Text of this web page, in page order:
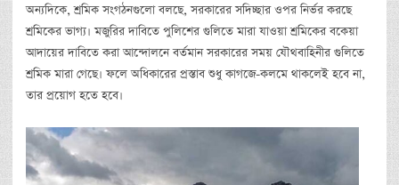
অন্যদিকে, শ্রমিক সংগঠনগুলো বলছে, সরকারের সদিচ্ছার ওপর নির্ভর করছে
শ্রমিকের ভাগ্য। মজুরির দাবিতে পুলিশের গুলিতে মারা যাওয়া শ্রমিকের বকেয়া
আদায়ের দাবিতে করা আন্দোলনে বর্তমান সরকারের সময় যৌথবাহিনীর গুলিতে
শ্রমিক মারা গেছে। ফলে অধিকারের প্রস্তাব শুধু কাগজে-কলমে থাকলেই হবে না,
তার প্রয়োগ হতে হবে।